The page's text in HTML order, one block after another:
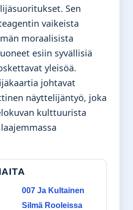
Sen
vaikeista
moraalisista
esiin syvällisiä
yleisöä.
johtavat
näyttelijäntyö, joka
kulttuurista
007 Ja Kultainen
Silmä Rooleissa